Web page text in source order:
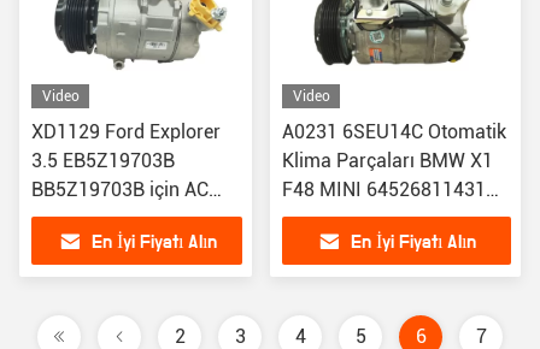
Video
XD1129 Ford Explorer
3.5 EB5Z19703B
BB5Z19703B için AC
kompresör parçaları
En İyi Fiyatı Alın
Video
A0231 6SEU14C Otomatik
Klima Parçaları BMW X1
F48 MINI 64526811431
6452811433
64526826880 için araba
AC kompresörü
En İyi Fiyatı Alın
2 3 4 5 6 7